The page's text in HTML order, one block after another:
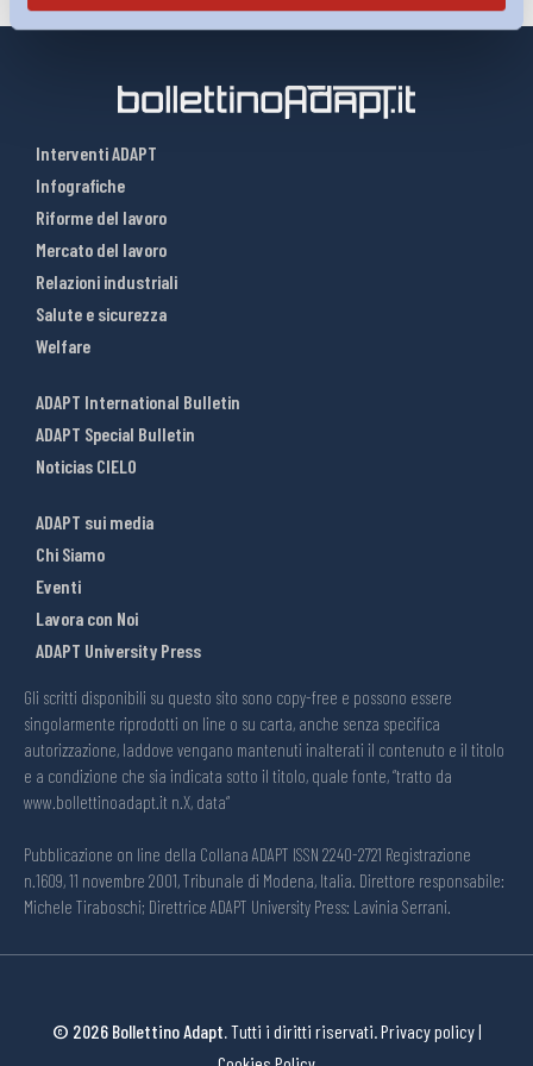
Interventi ADAPT
Infografiche
Riforme del lavoro
Mercato del lavoro
Relazioni industriali
Salute e sicurezza
Welfare
ADAPT International Bulletin
ADAPT Special Bulletin
Noticias CIELO
ADAPT sui media
Chi Siamo
Eventi
Lavora con Noi
ADAPT University Press
Gli scritti disponibili su questo sito sono copy-free e possono essere
singolarmente riprodotti on line o su carta, anche senza specifica
autorizzazione, laddove vengano mantenuti inalterati il contenuto e il titolo
e a condizione che sia indicata sotto il titolo, quale fonte, “tratto da
www.bollettinoadapt.it n.X, data“
Pubblicazione on line della Collana ADAPT ISSN 2240-2721 Registrazione
n.1609, 11 novembre 2001, Tribunale di Modena, Italia. Direttore responsabile:
Michele Tiraboschi; Direttrice ADAPT University Press: Lavinia Serrani.
© 2026 Bollettino Adapt.Tutti i diritti riservati.Privacy policy|